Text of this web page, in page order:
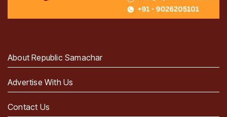
About Republic Samachar
Advertise With Us
Contact Us